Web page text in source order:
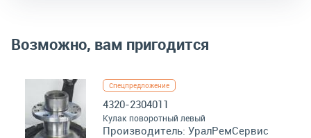
Возможно, вам пригодится
Спецпредложение
4320-2304011
Кулак поворотный левый
Производитель: УралРемСервис